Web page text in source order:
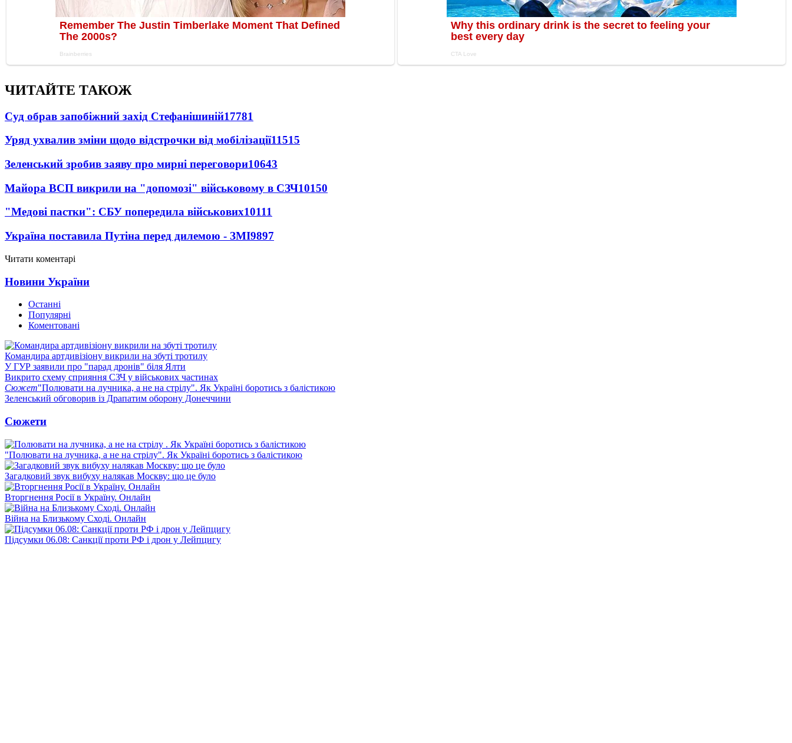
ЧИТАЙТЕ ТАКОЖ
Суд обрав запобіжний захід Стефанішиній17781
Уряд ухвалив зміни щодо відстрочки від мобілізації11515
Зеленський зробив заяву про мирні переговори10643
Майора ВСП викрили на "допомозі" військовому в СЗЧ10150
"Медові пастки": СБУ попередила військових10111
Україна поставила Путіна перед дилемою - ЗМІ9897
Читати коментарі
Новини України
Останні
Популярні
Коментовані
Командира артдивізіону викрили на збуті тротилу
У ГУР заявили про "парад дронів" біля Ялти
Викрито схему сприяння СЗЧ у військових частинах
Сюжет"Полювати на лучника, а не на стрілу". Як Україні боротись з балістикою
Зеленський обговорив із Драпатим оборону Донеччини
Сюжети
"Полювати на лучника, а не на стрілу". Як Україні боротись з балістикою
Загадковий звук вибуху налякав Москву: що це було
Вторгнення Росії в Україну. Онлайн
Війна на Близькому Сході. Онлайн
Підсумки 06.08: Санкції проти РФ і дрон у Лейпцигу